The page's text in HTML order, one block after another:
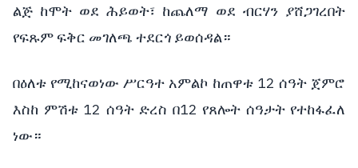
ልጅ ከሞት ወደ ሕይወት፣ ከጨለማ ወደ ብርሃን ያሸጋገረበት
የፍጹም ፍቅር መገለጫ ተደርጎ ይወሰዳል።
በዕለቱ የሚከናወነው ሥርዓተ አምልኮ ከጠዋቱ12 ሰዓት ጀምሮ
እስከ ምሽቱ12 ሰዓት ድረስ በ12 የጸሎት ሰዓታት የተከፋፈለ
ነው።